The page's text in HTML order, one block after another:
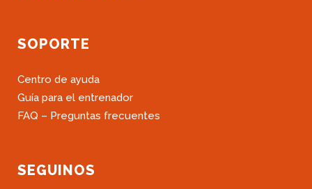
SOPORTE
Centro de ayuda
Guía para el entrenador
FAQ – Preguntas frecuentes
SEGUINOS